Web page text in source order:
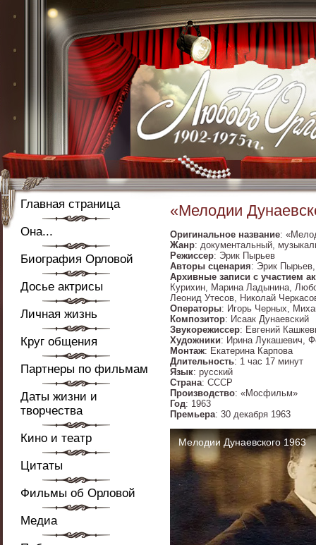
Главная страница
Она...
Биография Орловой
Досье актрисы
Личная жизнь
Круг общения
Партнеры по фильмам
Даты жизни и
творчества
Кино и театр
Цитаты
Фильмы об Орловой
Медиа
«Мелодии
Оригинальное название:
Жанр: документальный,
Режиссер: Эрик Пырьев
Авторы сценария: Эрик
Архивные записи с участием
Курихин, Марина Ладынина,
Леонид Утесов, Николай
Операторы: Игорь Черных,
Композитор: Исаак Дунаевский
Звукорежиссер: Евгений
Художники: Ирина Лукашевич,
Монтаж: Екатерина Карпова
Длительность: 1 час 17 минут
Язык: русский
Страна: СССР
Производство: «Мосфильм»
Год: 1963
Премьера: 30 декабря 1963